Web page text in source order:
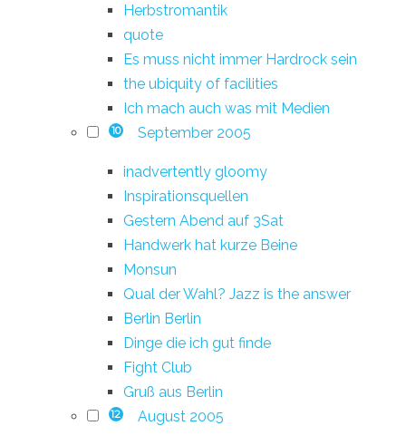
Herbstromantik
quote
Es muss nicht immer Hardrock sein
the ubiquity of facilities
Ich mach auch was mit Medien
10 September 2005
inadvertently gloomy
Inspirationsquellen
Gestern Abend auf 3Sat
Handwerk hat kurze Beine
Monsun
Qual der Wahl? Jazz is the answer
Berlin Berlin
Dinge die ich gut finde
Fight Club
Gruß aus Berlin
12 August 2005